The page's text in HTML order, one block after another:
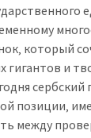
который
и
сербский
позиции‚
между